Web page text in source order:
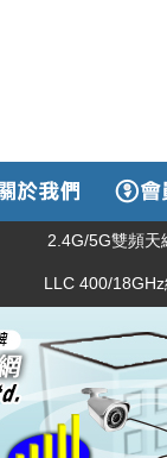
2.4G/5G雙頻天
LLC 400/